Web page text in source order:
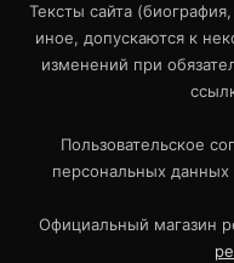
Тексты сайта
иное, допускаются к
изменений при
Пользовательское
персональных
Официальный магазин